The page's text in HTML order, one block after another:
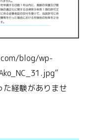
blog/wp-
経験がありませ